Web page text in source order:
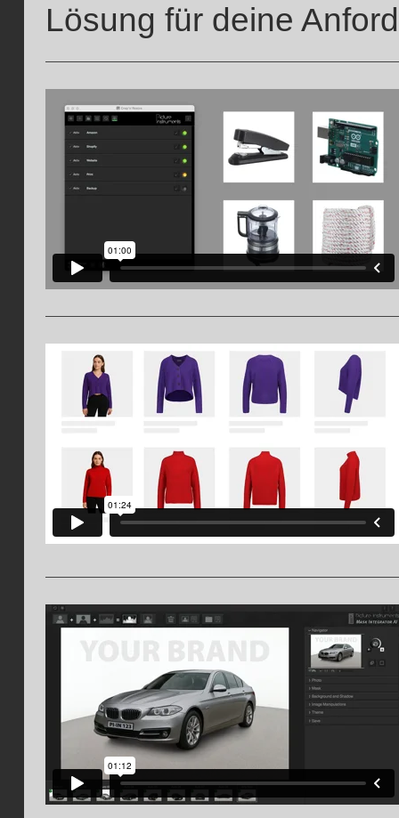
Lösung für deine